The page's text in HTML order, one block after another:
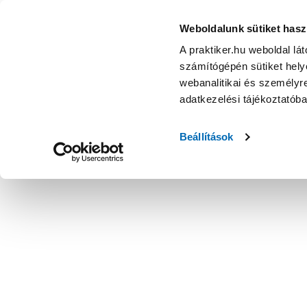
Weboldalunk sütiket
A praktiker.hu weboldal
számítógépén sütiket
webanalitikai és
adatkezelési
Beállítások